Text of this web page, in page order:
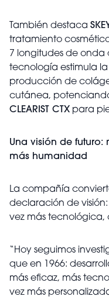
También destaca
tratamiento
7 longitudes de onda
tecnología estimula
producción de
cutánea,
CLEARIST CTX para
Una visión de
más humanidad
La compañía
declaración de
vez más
“Hoy seguimos
que en 1966:
más eficaz, más
vez más